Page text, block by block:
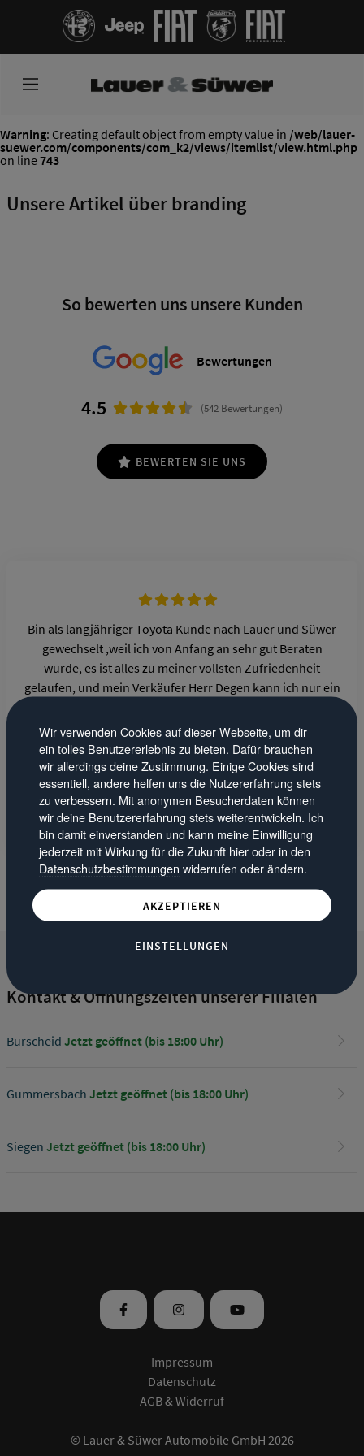
Warning: Creating default object from empty value in /web/lauer-
suewer.com/components/com_k2/views/itemlist/view.html.php
on line743
Unsere Artikel über branding
So bewerten uns unsere Kunden
Bewertungen
4.5 (542 Bewertungen)
BEWERTEN SIE UNS
Bin als langjähriger Toyota Kunde nach Lauer und Süwer
gewechselt ,weil ich von Anfang an sehr gut Beraten
wurde, es ist alles zu meiner vollsten Zufriedenheit
gelaufen, und mein Verkäufer Herr Degen kann ich nur ein
Können sich manche eine Scheibe von abschneiden
Marc
Filiale Gummersbach | vor 2 Jahren
Kontakt & Öffnungszeiten unserer Filialen
Burscheid Jetzt geöffnet (bis 18:00 Uhr)
Gummersbach Jetzt geöffnet (bis 18:00 Uhr)
Siegen Jetzt geöffnet (bis 18:00 Uhr)
Impressum
Datenschutz
AGB & Widerruf
© Lauer & Süwer Automobile GmbH 2026
Wir verwenden Cookies auf dieser Webseite, um dir
ein tolles Benutzererlebnis zu bieten. Dafür brauchen
wir allerdings deine Zustimmung. Einige Cookies sind
essentiell, andere helfen uns die Nutzererfahrung stets
zu verbessern. Mit anonymen Besucherdaten können
wir deine Benutzererfahrung stets weiterentwickeln. Ich
bin damit einverstanden und kann meine Einwilligung
jederzeit mit Wirkung für die Zukunft hier oder in den
Datenschutzbestimmungen widerrufen oder ändern.
AKZEPTIEREN
EINSTELLUNGEN